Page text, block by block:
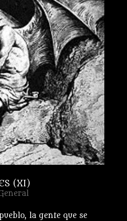
(XI)
la gente que se